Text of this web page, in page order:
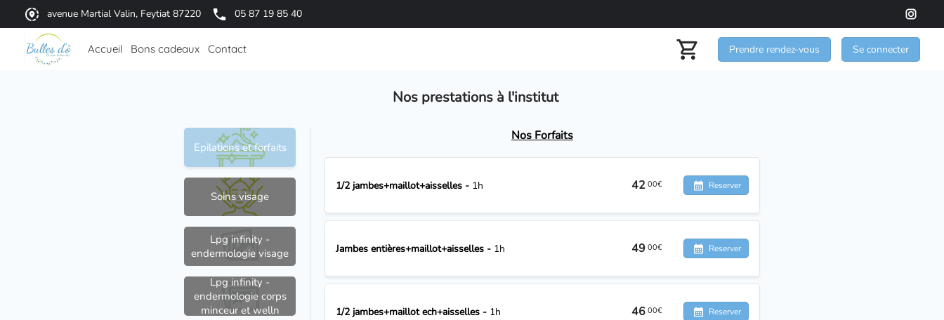
avenue Martial Valin, Feytiat 87220 05 87 19 85 40
Accueil Bons cadeaux Contact Prendre rendez-vous Se connecter
Nos prestations à l'institut
Epilations et forfaits
Soins visage
Lpg infinity -
endermologie visage
Lpg infinity -
endermologie corps
minceur et welln
Nos Forfaits
1/2 jambes+maillot+aisselles - 1h 42 00€ Reserver
Jambes entières+maillot+aisselles - 1h 49 00€ Reserver
1/2 jambes+maillot ech+aisselles - 1h 46 00€ Reserver